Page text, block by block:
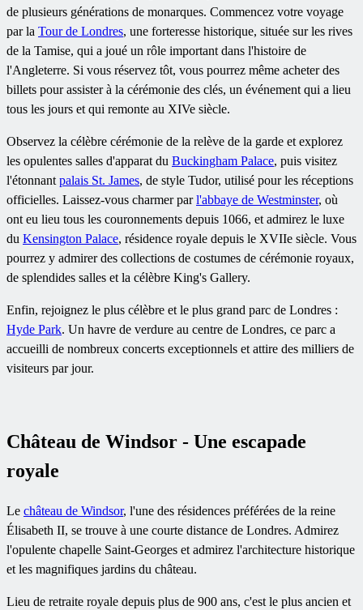
de plusieurs générations de monarques. Commencez votre voyage
par la Tour de Londres, une forteresse historique, située sur les rives
de la Tamise, qui a joué un rôle important dans l'histoire de
l'Angleterre. Si vous réservez tôt, vous pourrez même acheter des
billets pour assister à la cérémonie des clés, un événement qui a lieu
tous les jours et qui remonte au XIVe siècle.
Observez la célèbre cérémonie de la relève de la garde et explorez
les opulentes salles d'apparat du Buckingham Palace, puis visitez
l'étonnant palais St. James, de style Tudor, utilisé pour les réceptions
officielles. Laissez-vous charmer parl'abbaye de Westminster, où
ont eu lieu tous les couronnements depuis 1066, et admirez le luxe
du Kensington Palace, résidence royale depuis le XVIIe siècle. Vous
pourrez y admirer des collections de costumes de cérémonie royaux,
de splendides salles et la célèbre King's Gallery.
Enfin, rejoignez le plus célèbre et le plus grand parc de Londres :
Hyde Park. Un havre de verdure au centre de Londres, ce parc a
accueilli de nombreux concerts exceptionnels et attire des milliers de
visiteurs par jour.
Château de Windsor - Une escapade
royale
Le château de Windsor, l'une des résidences préférées de la reine
Élisabeth II, se trouve à une courte distance de Londres. Admirez
l'opulente chapelle Saint-Georges et admirez l'architecture historique
et les magnifiques jardins du château.
Lieu de retraite royale depuis plus de 900 ans, c'est le plus ancien et